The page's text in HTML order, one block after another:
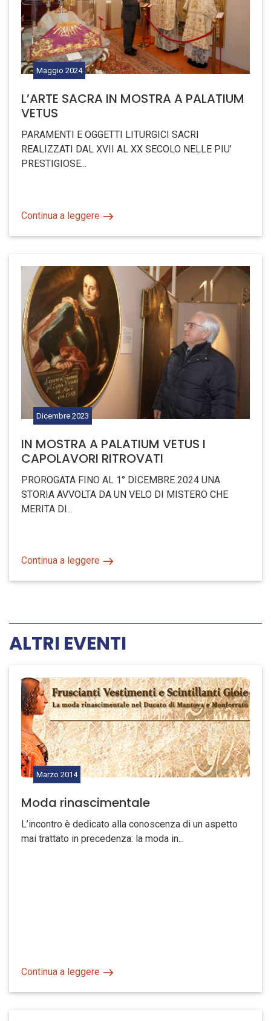
Maggio 2024
L’ARTE SACRA IN MOSTRA A PALATIUM
VETUS
PARAMENTI E OGGETTI LITURGICI SACRI
REALIZZATI DAL XVII AL XX SECOLO NELLE PIU’
PRESTIGIOSE...
Continua a leggere
Dicembre 2023
IN MOSTRA A PALATIUM VETUS I
CAPOLAVORI RITROVATI
PROROGATA FINO AL 1° DICEMBRE 2024 UNA
STORIA AVVOLTA DA UN VELO DI MISTERO CHE
MERITA DI...
Continua a leggere
ALTRI EVENTI
Marzo 2014
Moda rinascimentale
L’incontro è dedicato alla conoscenza di un aspetto
mai trattato in precedenza: la moda in...
Continua a leggere